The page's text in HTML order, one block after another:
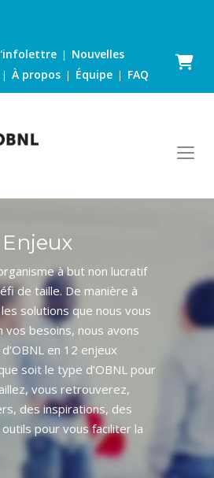
| Nouvelles
|À propos | Équipe | FAQ
Panier
Enjeux
à but non lucratif
de taille. De manière à
solutions que nous vous
vos besoins, nous avons
en 12 enjeux
soit le type d’OBNL pour
vous retrouverez,
des inspirations, des
pour vous faciliter la